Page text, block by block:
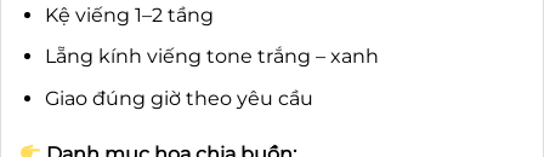
Kệ viếng 1–2 tầng
Lẵng kính viếng tone trắng – xanh
Giao đúng giờ theo yêu cầu